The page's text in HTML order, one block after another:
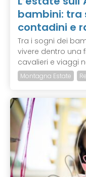
bambini: tra
contadini e
Tra i sogni dei
vivere dentro una
cavalieri e viaggi
Montagna Estate